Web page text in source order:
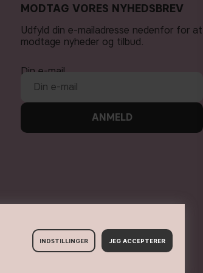
MODTAG VORES NYHEDSBREV
Udfyld din e-mailadresse nedenfor for at
modtage nyheder og tilbud.
Din e-mail
ANMELD
INDSTILLINGER JEG ACCEPTERER